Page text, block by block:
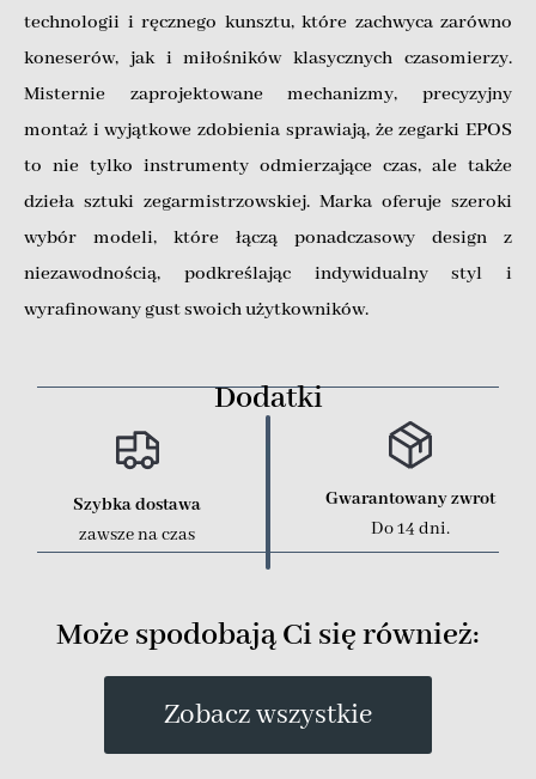
technologii i ręcznego kunsztu, które zachwyca zarówno
koneserów, jak i miłośników klasycznych czasomierzy.
Misternie zaprojektowane mechanizmy, precyzyjny
montaż i wyjątkowe zdobienia sprawiają, że zegarki EPOS
to nie tylko instrumenty odmierzające czas, ale także
dzieła sztuki zegarmistrzowskiej. Marka oferuje szeroki
wybór modeli, które łączą ponadczasowy design z
niezawodnością, podkreślając indywidualny styl i
wyrafinowany gust swoich użytkowników.
Dodatki
Szybka dostawa
zawsze na czas
Gwarantowany zwrot
Do 14 dni.
Może spodobają Ci się również:
Zobacz wszystkie